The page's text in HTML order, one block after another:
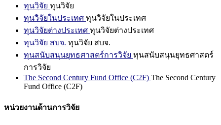
ทุนวิจัย ทุนวิจัย
ทุนวิจัยในประเทศ ทุนวิจัยในประเทศ
ทุนวิจัยต่างประเทศ ทุนวิจัยต่างประเทศ
ทุนวิจัย สบจ. ทุนวิจัย สบจ.
ทุนสนับสนุนยุทธศาสตร์การวิจัย ทุนสนับสนุนยุทธศาสตร์
การวิจัย
The Second Century Fund Office (C2F) The Second Century
Fund Office (C2F)
หน่วยงานด้านการวิจัย